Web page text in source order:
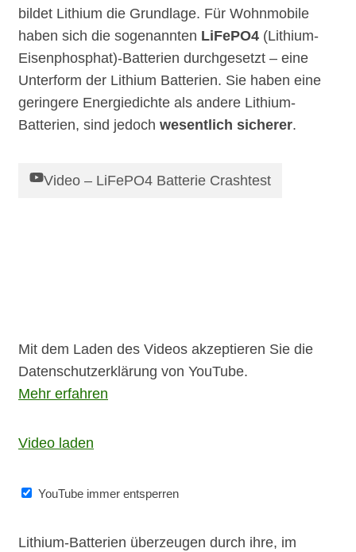
bildet Lithium die Grundlage. Für Wohnmobile
haben sich die sogenannten LiFePO4 (Lithium-
Eisenphosphat)-Batterien durchgesetzt – eine
Unterform der Lithium Batterien. Sie haben eine
geringere Energiedichte als andere Lithium-
Batterien, sind jedoch wesentlich sicherer.
Video – LiFePO4 Batterie Crashtest
Mit dem Laden des Videos akzeptieren Sie die
Datenschutzerklärung von YouTube.
Mehr erfahren
Video laden
YouTube immer entsperren
Lithium-Batterien überzeugen durch ihre, im